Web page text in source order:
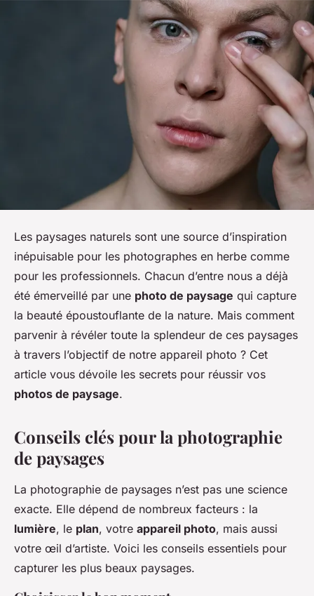
Les paysages naturels sont une source d’inspiration
inépuisable pour les photographes en herbe comme
pour les professionnels. Chacun d’entre nous a déjà
été émerveillé par une photo de paysage qui capture
la beauté époustouflante de la nature. Mais comment
parvenir à révéler toute la splendeur de ces paysages
à travers l’objectif de notre appareil photo ? Cet
article vous dévoile les secrets pour réussir vos
photos de paysage.
Conseils clés pour la photographie
de paysages
La photographie de paysages n’est pas une science
exacte. Elle dépend de nombreux facteurs : la
lumière, le plan, votre appareil photo, mais aussi
votre œil d’artiste. Voici les conseils essentiels pour
capturer les plus beaux paysages.